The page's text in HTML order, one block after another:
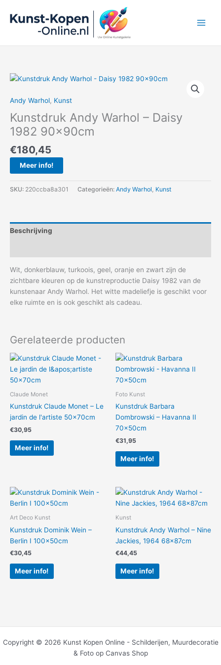
naar
Andy Warhol, Kunst
Kunstdruk Andy Warhol – Daisy
1982 90x90cm
€180,45
Meer info!
SKU: 220ccba8a301 Categorieën: Andy Warhol Kunst
Beschrijving
Wit, donkerblauw, turkoois, geel, oranje en zwart zijn de
zichtbare kleuren op de kunstreproductie Daisy 1982 van de
kunstenaar Andy Warhol. Het witte madeliefje is geschikt voor
elke ruimte en is ook geschikt als cadeau.
Gerelateerde producten
Claude Monet
Kunstdruk Claude Monet – Le
jardin de l'artiste 50x70cm
€30,95
Meer info!
Foto Kunst
Kunstdruk Barbara
Dombrowski – Havanna II
70x50cm
€31,95
Meer info!
Art Deco Kunst
Kunstdruk Dominik Wein –
Berlin I 100x50cm
€30,45
Meer info!
Kunst
Kunstdruk Andy Warhol – Nine
Jackies, 1964 68x87cm
€44,45
Meer info!
Copyright © 2026 Kunst Kopen Online - Schilderijen, Muurdecoratie
& Foto op Canvas Shop